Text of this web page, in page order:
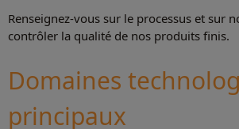
Renseignez-vous sur le processus et sur
contrôler la qualité de nos produits finis.
Domaines
principaux